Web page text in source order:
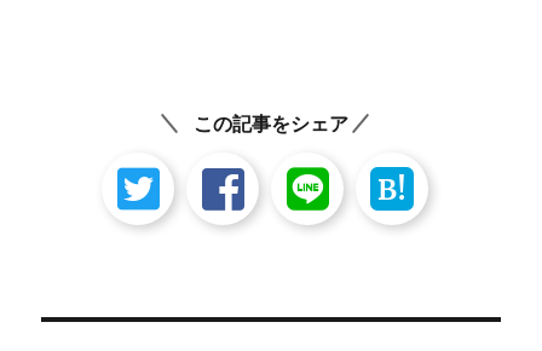
この記事をシェア
B!